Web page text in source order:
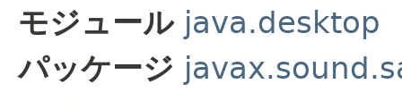
モジュール java.desktop
パッケージ